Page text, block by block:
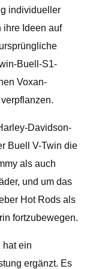
individueller
ihre Ideen auf
Buell-S1-
Voxan-
Davidson-
Buell V-Twin die
als auch
und um das
Hot Rods als
fortzubewegen.
hat ein
ergänzt. Es